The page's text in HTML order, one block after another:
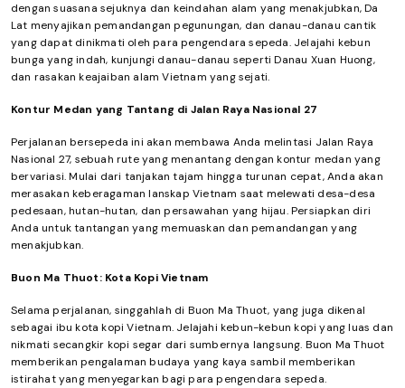
dengan suasana sejuknya dan keindahan alam yang menakjubkan, Da
Lat menyajikan pemandangan pegunungan, dan danau-danau cantik
yang dapat dinikmati oleh para pengendara sepeda. Jelajahi kebun
bunga yang indah, kunjungi danau-danau seperti Danau Xuan Huong,
dan rasakan keajaiban alam Vietnam yang sejati.
Kontur Medan yang Tantang di Jalan Raya Nasional 27
Perjalanan bersepeda ini akan membawa Anda melintasi Jalan Raya
Nasional 27, sebuah rute yang menantang dengan kontur medan yang
bervariasi. Mulai dari tanjakan tajam hingga turunan cepat, Anda akan
merasakan keberagaman lanskap Vietnam saat melewati desa-desa
pedesaan, hutan-hutan, dan persawahan yang hijau. Persiapkan diri
Anda untuk tantangan yang memuaskan dan pemandangan yang
menakjubkan.
Buon Ma Thuot: Kota Kopi Vietnam
Selama perjalanan, singgahlah di Buon Ma Thuot, yang juga dikenal
sebagai ibu kota kopi Vietnam. Jelajahi kebun-kebun kopi yang luas dan
nikmati secangkir kopi segar dari sumbernya langsung. Buon Ma Thuot
memberikan pengalaman budaya yang kaya sambil memberikan
istirahat yang menyegarkan bagi para pengendara sepeda.